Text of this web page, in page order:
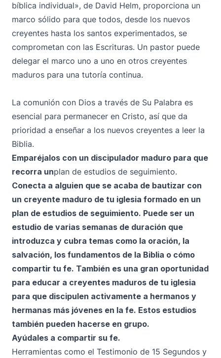
bíblica individual», de David Helm, proporciona un
marco sólido para que todos, desde los nuevos
creyentes hasta los santos experimentados, se
comprometan con las Escrituras. Un pastor puede
delegar el marco uno a uno en otros creyentes
maduros para una tutoría continua.
La comunión con Dios a través de Su Palabra es
esencial para permanecer en Cristo, así que da
prioridad a enseñar a los nuevos creyentes a leer la
Biblia.
Emparéjalos con un discipulador maduro para que
recorra unplan de estudios de seguimiento.
Conecta a alguien que se acaba de bautizar con
un creyente maduro de tu iglesia formado en un
plan de estudios de seguimiento. Puede ser un
estudio de varias semanas de duración que
introduzca y cubra temas como la oración, la
salvación, los fundamentos de la Biblia o cómo
compartir tu fe. También es una gran oportunidad
para educar a creyentes maduros de tu iglesia
para que discipulen activamente a hermanos y
hermanas más jóvenes en la fe. Estos estudios
también pueden hacerse en grupo.
Ayúdales a compartir su fe.
Herramientas como el Testimonio de 15 Segundos y